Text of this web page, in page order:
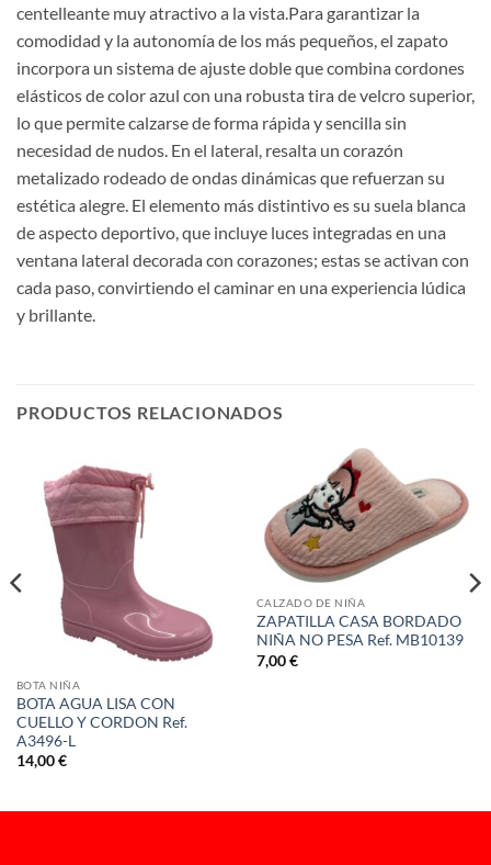
centelleante muy atractivo a la vista.Para garantizar la
comodidad y la autonomía de los más pequeños, el zapato
incorpora un sistema de ajuste doble que combina cordones
elásticos de color azul con una robusta tira de velcro superior,
lo que permite calzarse de forma rápida y sencilla sin
necesidad de nudos. En el lateral, resalta un corazón
metalizado rodeado de ondas dinámicas que refuerzan su
estética alegre. El elemento más distintivo es su suela blanca
de aspecto deportivo, que incluye luces integradas en una
ventana lateral decorada con corazones; estas se activan con
cada paso, convirtiendo el caminar en una experiencia lúdica
y brillante.
PRODUCTOS RELACIONADOS
BOTA NIÑA
BOTA AGUA LISA CON
CUELLO Y CORDON Ref.
A3496-L
14,00€
CALZADO DE NIÑA
ZAPATILLA CASA BORDADO
NIÑA NO PESA Ref. MB10139
7,00€